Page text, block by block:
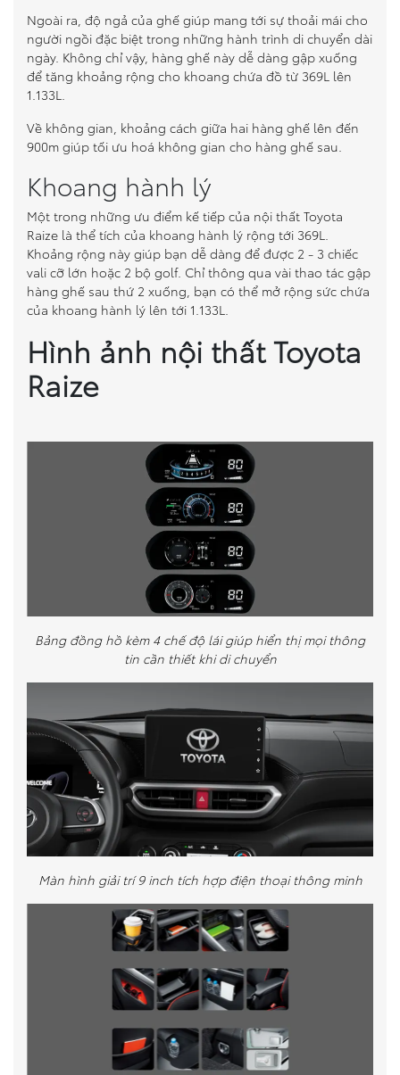
Ngoài ra, độ ngả của ghế giúp mang tới sự thoải mái cho
người ngồi đặc biệt trong những hành trình di chuyển dài
ngày. Không chỉ vậy, hàng ghế này dễ dàng gập xuống
để tăng khoảng rộng cho khoang chứa đồ từ 369L lên
1.133L.
Về không gian, khoảng cách giữa hai hàng ghế lên đến
900m giúp tối ưu hoá không gian cho hàng ghế sau.
Khoang hành lý
Một trong những ưu điểm kế tiếp của nội thất Toyota
Raize là thể tích của khoang hành lý rộng tới 369L.
Khoảng rộng này giúp bạn dễ dàng để được 2 - 3 chiếc
vali cỡ lớn hoặc 2 bộ golf. Chỉ thông qua vài thao tác gập
hàng ghế sau thứ 2 xuống, bạn có thể mở rộng sức chứa
của khoang hành lý lên tới 1.133L.
Hình ảnh nội thất Toyota
Raize
Bảng đồng hồ kèm 4 chế độ lái giúp hiển thị mọi thông
tin cần thiết khi di chuyển
Màn hình giải trí 9 inch tích hợp điện thoại thông minh